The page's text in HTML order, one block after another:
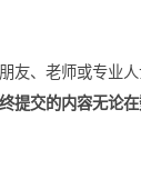
体事例来展示
合素质。
的。让朋友、